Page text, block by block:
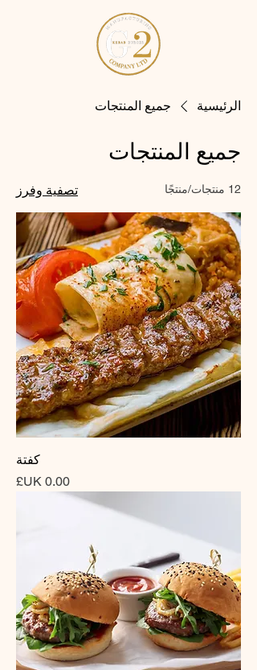
الرئيسية جميع المنتجات
جميع المنتجات
12 منتجات/منتجًا تصفية وفرز
كفتة
السعر